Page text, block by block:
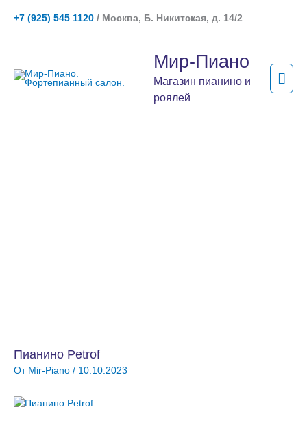
+7 (925) 545 1120 / Москва, Б. Никитская, д. 14/2
Мир-Пиано
Магазин пианино и
роялей
Пианино Petrof
От Mir-Piano / 10.10.2023